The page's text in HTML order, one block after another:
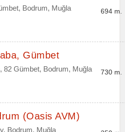
Bodrum, Muğla 694 m.
Gümbet
82 Gümbet, Bodrum, Muğla 730 m.
(Oasis AVM)
Bodrum, Muğla